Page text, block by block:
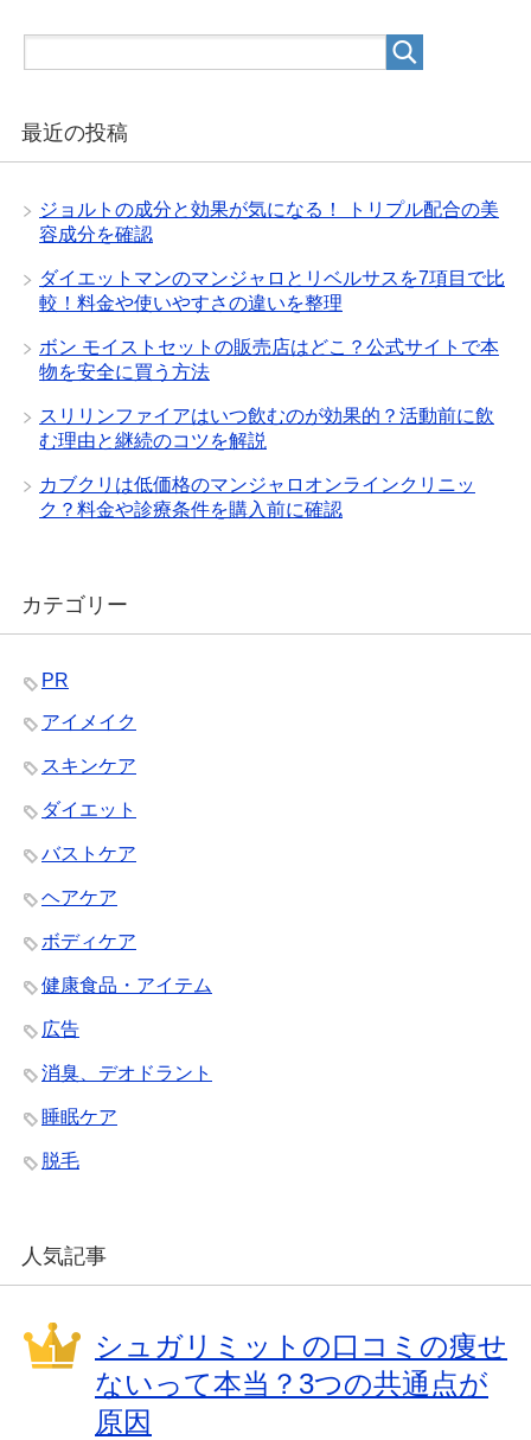
最近の投稿
ジョルトの成分と効果が気になる！ トリプル配合の美
容成分を確認
ダイエットマンのマンジャロとリベルサスを7項目で比
較！料金や使いやすさの違いを整理
ボン モイストセットの販売店はどこ？公式サイトで本
物を安全に買う方法
スリリンファイアはいつ飲むのが効果的？活動前に飲
む理由と継続のコツを解説
カブクリは低価格のマンジャロオンラインクリニッ
ク？料金や診療条件を購入前に確認
カテゴリー
PR
アイメイク
スキンケア
ダイエット
バストケア
ヘアケア
ボディケア
健康食品・アイテム
広告
消臭、デオドラント
睡眠ケア
脱毛
人気記事
シュガリミットの口コミの痩せ
ないって本当？3つの共通点が
原因